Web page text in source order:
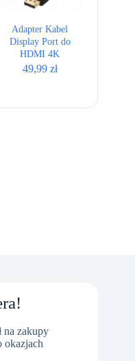
Adapter Kabel
Display Port do
HDMI 4K
przejściówka
49,99 zł
na zakupy
okazjach